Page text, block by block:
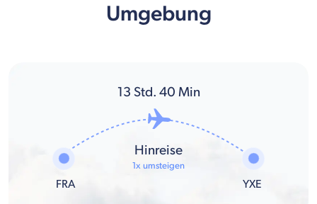
Umgebung
13 Std. 40 Min
FRA
Hinreise
1x umsteigen
YXE